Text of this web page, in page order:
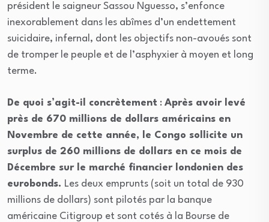
président le saigneur Sassou Nguesso, s’enfonce
inexorablement dans les abîmes d’un endettement
suicidaire, infernal, dont les objectifs non-avoués sont
de tromper le peuple et de l’asphyxier à moyen et long
terme.
De quoi s’agit-il concrètement : Après avoir levé
près de 670 millions de dollars américains en
Novembre de cette année, le Congo sollicite un
surplus de 260 millions de dollars en ce mois de
Décembre sur le marché financier londonien des
eurobonds. Les deux emprunts (soit un total de 930
millions de dollars) sont pilotés par la banque
américaine Citigroup et sont cotés à la Bourse de